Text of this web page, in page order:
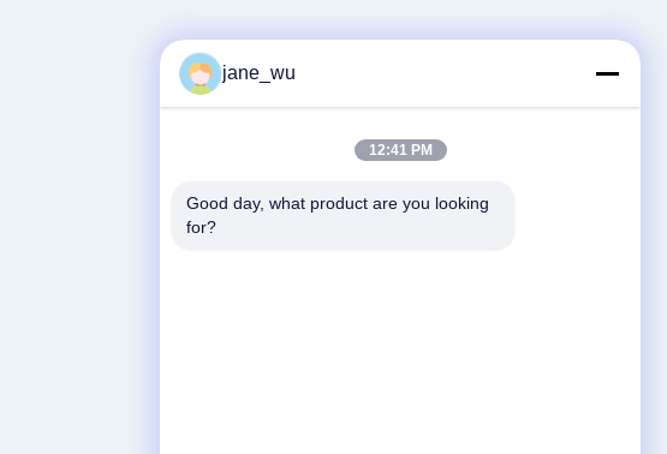
jane_wu
12:41 PM
Good day, what product are you looking
for?